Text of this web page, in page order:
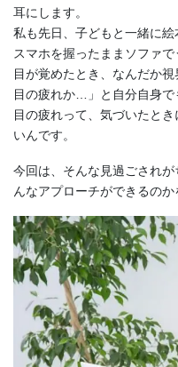
耳にします。
私も先日、子どもと一緒に
スマホを握ったままソファで
目が覚めたとき、なんだか
目の疲れか…」と自分自身で
目の疲れって、気づいたと
いんです。
今回は、そんな見過ごされ
んなアプローチができるの